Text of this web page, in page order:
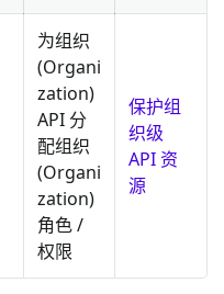
为组织
(Organi
zation)
API 分
配组织
(Organi
zation)
角色 /
权限
保护组
织级
API 资
源